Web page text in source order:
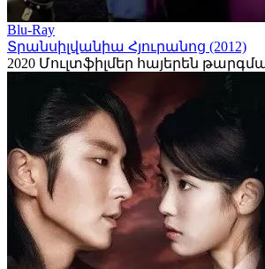
Blu-Ray
Տրանսիլվանիա Հյուրանոց (2012)
2020 Մուլտֆիլմեր հայերեն